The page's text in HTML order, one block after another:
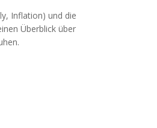
Inflation) und die
Überblick über